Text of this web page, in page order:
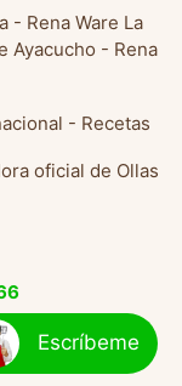
- Rena Ware La
Ayacucho - Rena
- Recetas
oficial de Ollas
Escríbeme